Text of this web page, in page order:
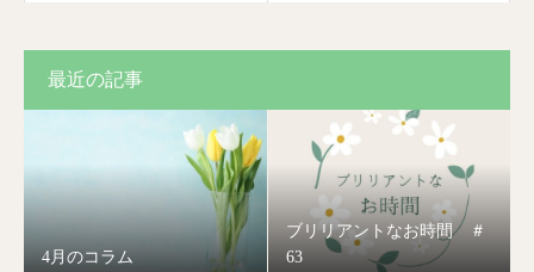
最近の記事
4月のコラム
ブリリアントなお時間 ＃
63